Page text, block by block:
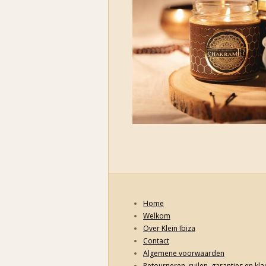
Home
Welkom
Over Klein Ibiza
Contact
Algemene voorwaarden